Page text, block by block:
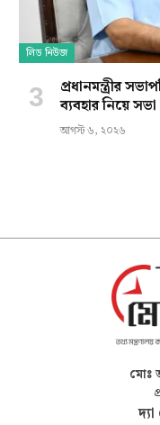
লিড নিউজ
প্রধানমন্ত্রীর
ব্যবহার নিয়ে সভা
আগস্ট ৬, ২০২৬
মোঃ